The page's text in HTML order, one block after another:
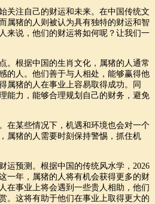
关注自己的财运和未来。在中国传统文
属猪的人则被认为具有独特的财运和智
来说，他们的财运将如何呢？让我们一
。根据中国的生肖文化，属猪的人通常
的人。他们善于与人相处，能够赢得他
属猪的人在事业上容易取得成功。同
能力，能够合理规划自己的财务，避免
在某些情况下，机遇和环境也会对一个
属猪的人需要时刻保持警惕，抓住机
运预测。根据中国的传统风水学，2026
一年，属猪的人将有机会获得更多的财
在事业上将会遇到一些贵人相助，他们
。这将有助于他们在事业上取得更大的